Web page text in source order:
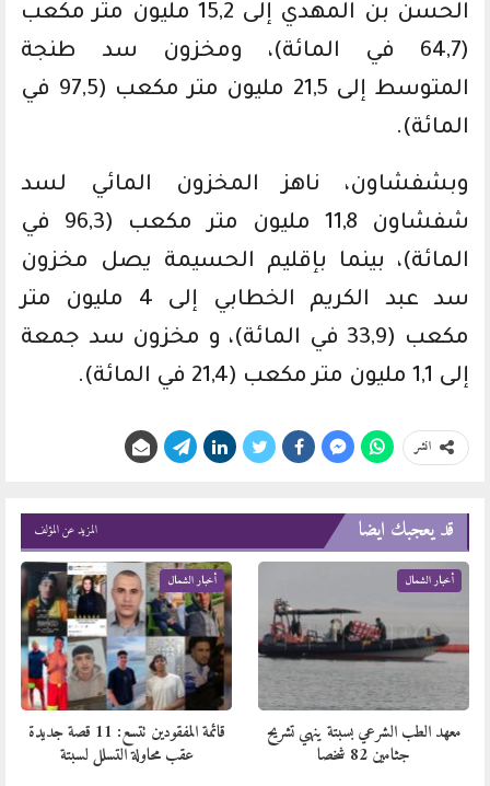
الحسن بن المهدي إلى 15,2 مليون متر مكعب
(64,7 في المائة)، ومخزون سد طنجة
المتوسط إلى 21,5 مليون متر مكعب (97,5 في
المائة).
وبشفشاون، ناهز المخزون المائي لسد
شفشاون 11,8 مليون متر مكعب (96,3 في
المائة)، بينما بإقليم الحسيمة يصل مخزون
سد عبد الكريم الخطابي إلى 4 مليون متر
مكعب (33,9 في المائة)، و مخزون سد جمعة
إلى 1,1 مليون متر مكعب (21,4 في المائة).
انشر
قد يعجبك ايضا المزيد عن المؤلف
أخبار الشمال
معهد الطب الشرعي بسبتة ينهي تشريح
جثامين 82 شخصا
أخبار الشمال
قائمة المفقودين تتسع: 11 قصة جديدة
عقب محاولة التسلل لسبتة